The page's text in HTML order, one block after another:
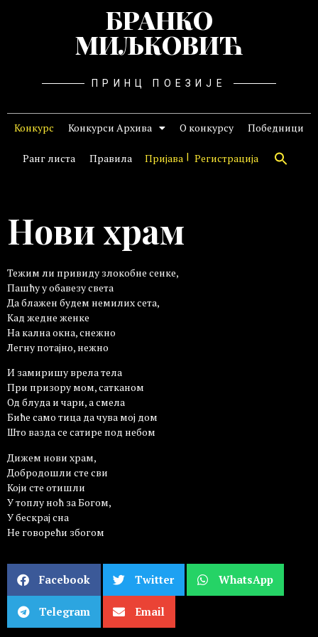
БРАНКО
МИЉКОВИЋ
ПРИНЦ ПОЕЗИЈЕ
Конкурс Конкурси Архива О конкурсу Победници
Ранг листа Правила Пријава Регистрација
Нови храм
Тежим ли привиду злокобне сенке,
Пашћу у обавезу света
Да блажен будем немилих сета,
Кад жедне женке
На кална окна, снежно
Легну потајно, нежно
И замиришу врела тела
При призору мом, сатканом
Од блуда и чари, а смела
Биће само тица да чува мој дом
Што вазда се сатире под небом
Дижем нови храм,
Добродошли сте сви
Који сте отишли
У топлу ноћ за Богом,
У бескрај сна
Не говорећи збогом
Facebook Twitter WhatsApp
Telegram Email